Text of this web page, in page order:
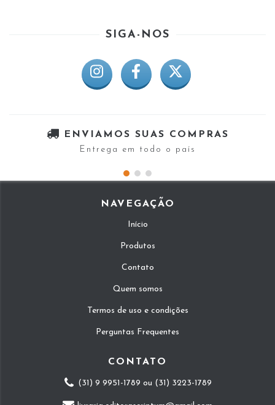
SIGA-NOS
ENVIAMOS SUAS COMPRAS
Entrega em todo o país
NAVEGAÇÃO
Início
Produtos
Contato
Quem somos
Termos de uso e condições
Perguntas Frequentes
CONTATO
(31) 9 9951-1789 ou (31) 3223-1789